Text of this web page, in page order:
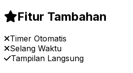
Fitur Tambahan
Timer Otomatis
Selang Waktu
Tampilan Langsung